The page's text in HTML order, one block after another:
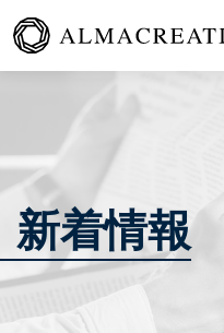
新着情報